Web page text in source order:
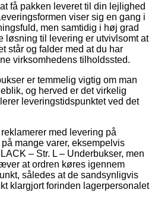
få pakken leveret til din lejlighed
viser sig en gang i
men samtidig i høj grad
løsning til levering er utvivlsomt at
står og falder med at du har
virksomhedens tilholdssted.
er temmelig vigtig om man
og herved er det virkelig
leveringstidspunktet ved det
med levering på
mange varer, eksempelvis
– Str. L – Underbukser, men
at ordren køres igennem
således at de sandsynligvis
klargjort forinden lagerpersonalet